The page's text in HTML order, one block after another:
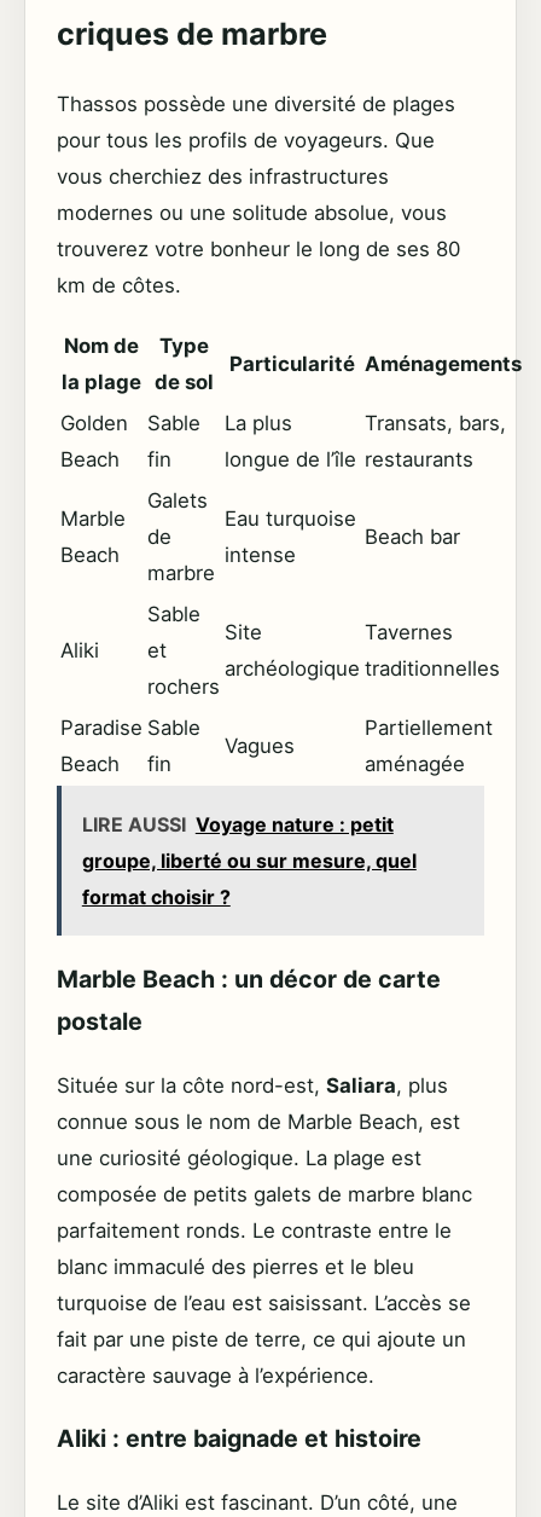
criques de marbre
Thassos possède une diversité de plages
pour tous les profils de voyageurs. Que
vous cherchiez des infrastructures
modernes ou une solitude absolue, vous
trouverez votre bonheur le long de ses 80
km de côtes.
Nom de
la plage
Type
de sol
Particularité Aménagements
Golden
Beach
Sable
fin
La plus
longue de l’île
Transats, bars,
restaurants
Marble
Beach
Galets
de
marbre
Eau turquoise
intense
Beach bar
Aliki
Sable
et
rochers
Site
archéologique
Tavernes
traditionnelles
Paradise
Beach
Sable
fin
Vagues
Partiellement
aménagée
LIRE AUSSI Voyage nature : petit
groupe, liberté ou sur mesure, quel
format choisir ?
Marble Beach : un décor de carte
postale
Située sur la côte nord-est, Saliara, plus
connue sous le nom de Marble Beach, est
une curiosité géologique. La plage est
composée de petits galets de marbre blanc
parfaitement ronds. Le contraste entre le
blanc immaculé des pierres et le bleu
turquoise de l’eau est saisissant. L’accès se
fait par une piste de terre, ce qui ajoute un
caractère sauvage à l’expérience.
Aliki : entre baignade et histoire
Le site d’Aliki est fascinant. D’un côté, une